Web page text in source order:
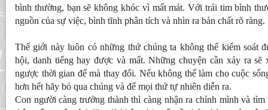
bình thường, bạn sẽ không khóc vì mất mát. Với trái tim bình
nguồn của sự việc, bình tĩnh phân tích và nhìn ra bản chất rõ ràng.
Thế giới này luôn có những thứ chúng ta không thể kiểm soát
hội, danh tiếng hay được và mất. Những chuyện cần xảy ra sẽ
ngược thời gian để mà thay đổi. Nếu không thể làm cho cuộc
hơn hết hãy bỏ qua chúng và để mọi thứ tự nhiên diễn ra.
Con người càng trưởng thành thì càng nhận ra chính mình và